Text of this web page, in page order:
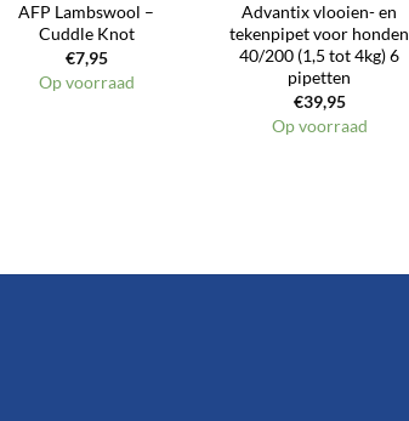
AFP Lambswool –
Cuddle Knot
€7,95
Op voorraad
Advantix vlooien- en
tekenpipet voor honden
40/200 (1,5 tot 4kg) 6
pipetten
€39,95
Op voorraad